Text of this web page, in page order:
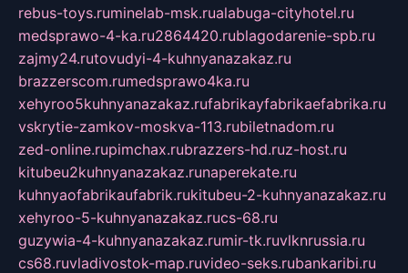
rebus-toys.ruminelab-msk.rualabuga-cityhotel.ru
medsprawo-4-ka.ru2864420.rublagodarenie-spb.ru
zajmy24.rutovudyi-4-kuhnyanazakaz.ru
brazzerscom.rumedsprawo4ka.ru
xehyroo5kuhnyanazakaz.rufabrikayfabrikaefabrika.ru
vskrytie-zamkov-moskva-113.rubiletnadom.ru
zed-online.rupimchax.rubrazzers-hd.ruz-host.ru
kitubeu2kuhnyanazakaz.runaperekate.ru
kuhnyaofabrikaufabrik.rukitubeu-2-kuhnyanazakaz.ru
xehyroo-5-kuhnyanazakaz.rucs-68.ru
guzywia-4-kuhnyanazakaz.rumir-tk.ruvlknrussia.ru
cs68.ruvladivostok-map.ruvideo-seks.rubankaribi.ru